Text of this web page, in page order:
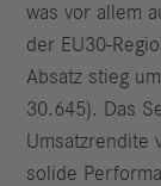
was vor allem
der EU30-
Absatz stieg
30.645). Das
Umsatzrendite
solide